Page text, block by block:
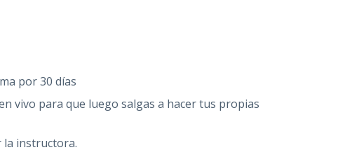
por 30 días
vivo para que luego salgas a hacer tus propias
la instructora.